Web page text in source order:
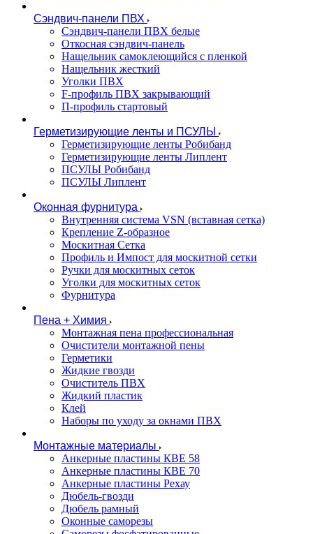
Сэндвич-панели ПВХ
Сэндвич-панели ПВХ белые
Откосная сэндвич-панель
Нащельник самоклеющийся с пленкой
Нащельник жесткий
Уголки ПВХ
F-профиль ПВХ закрывающий
П-профиль стартовый
Герметизирующие ленты и ПСУЛЫ
Герметизирующие ленты Робибанд
Герметизирующие ленты Липлент
ПСУЛЫ Робибанд
ПСУЛЫ Липлент
Оконная фурнитура
Внутренняя система VSN (вставная сетка)
Крепление Z-образное
Москитная Сетка
Профиль и Импост для москитной сетки
Ручки для москитных сеток
Уголки для москитных сеток
Фурнитура
Пена + Химия
Монтажная пена профессиональная
Очистители монтажной пены
Герметики
Жидкие гвозди
Очиститель ПВХ
Жидкий пластик
Клей
Наборы по уходу за окнами ПВХ
Монтажные материалы
Анкерные пластины КВЕ 58
Анкерные пластины КВЕ 70
Анкерные пластины Рехау
Дюбель-гвозди
Дюбель рамный
Оконные саморезы